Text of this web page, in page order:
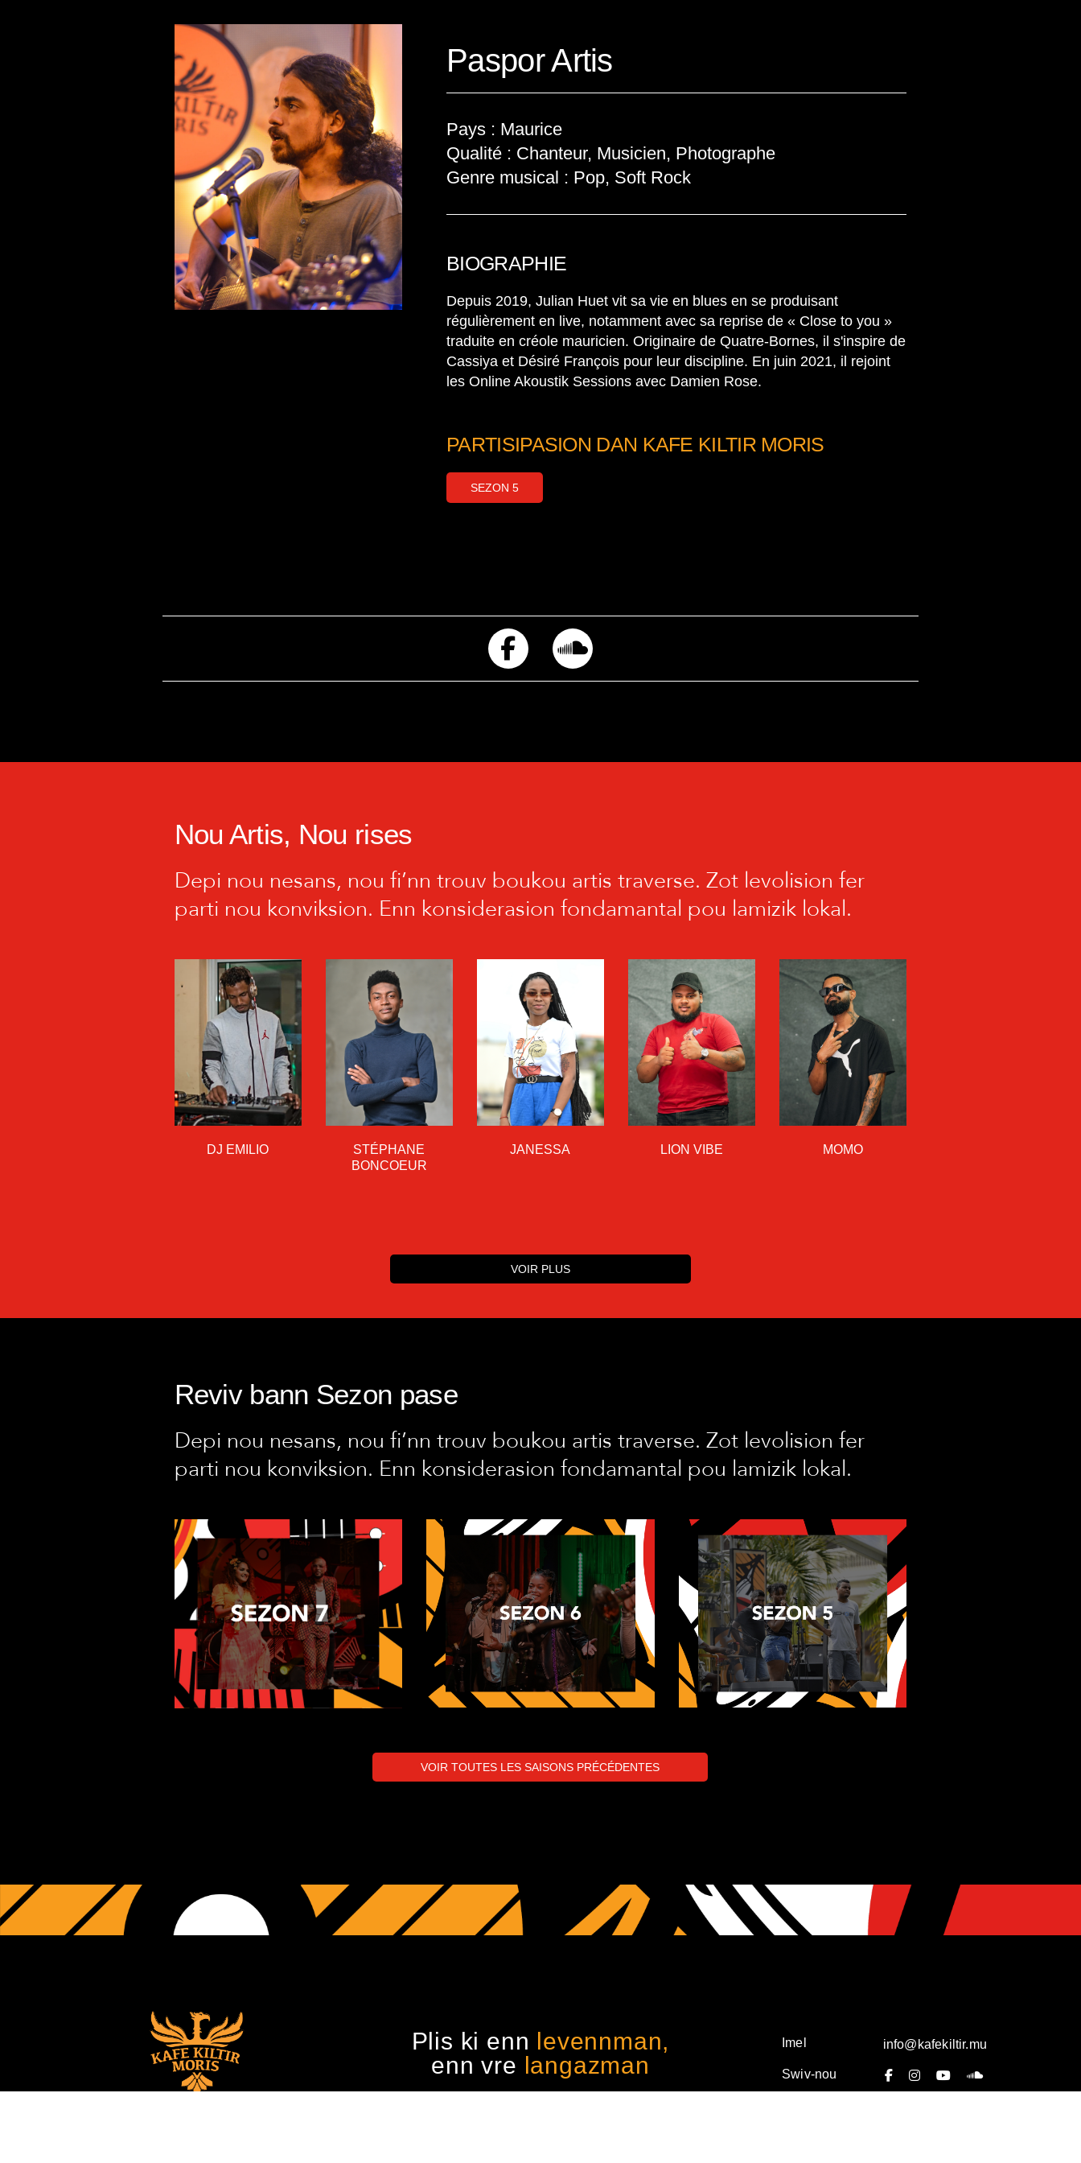
Paspor Artis
Pays : Maurice
Qualité : Chanteur, Musicien, Photographe
Genre musical : Pop, Soft Rock
BIOGRAPHIE
Depuis 2019, Julian Huet vit sa vie en blues en se produisant
régulièrement en live, notamment avec sa reprise de « Close to you »
traduite en créole mauricien. Originaire de Quatre-Bornes, il s'inspire de
Cassiya et Désiré François pour leur discipline. En juin 2021, il rejoint
les Online Akoustik Sessions avec Damien Rose.
PARTISIPASION DAN KAFE KILTIR MORIS
SEZON 5
Nou Artis, Nou rises
Depi nou nesans, nou fi’nn trouv boukou artis traverse. Zot levolision fer
parti nou konviksion. Enn konsiderasion fondamantal pou lamizik lokal.
DJ EMILIO
DJ EMILIO
STÉPHANE
BONCOEUR
STÉPHANE
BONCOEUR
JANESSA
JANESSA
LION VIBE
LION VIBE
MOMO
MOMO
VOIR PLUS
Reviv bann Sezon pase
Depi nou nesans, nou fi’nn trouv boukou artis traverse. Zot levolision fer
parti nou konviksion. Enn konsiderasion fondamantal pou lamizik lokal.
VOIR TOUTES LES SAISONS PRÉCÉDENTES
Plis ki enn levennman,
enn vre langazman
Imel info@kafekiltir.mu
Swiv-nou